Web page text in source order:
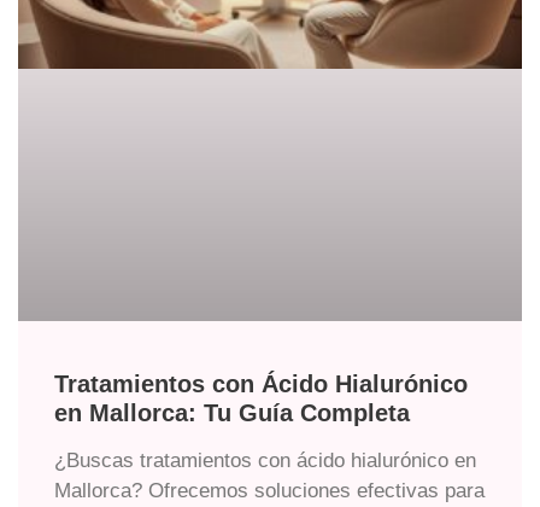
Tratamientos con Ácido Hialurónico
en Mallorca: Tu Guía Completa
¿Buscas tratamientos con ácido hialurónico en
Mallorca? Ofrecemos soluciones efectivas para